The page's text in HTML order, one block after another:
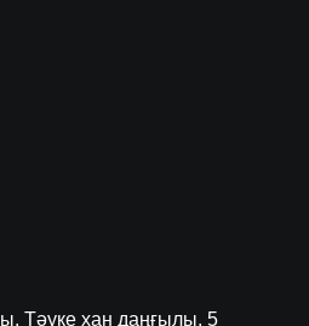
Тәуке хан даңғылы, 5